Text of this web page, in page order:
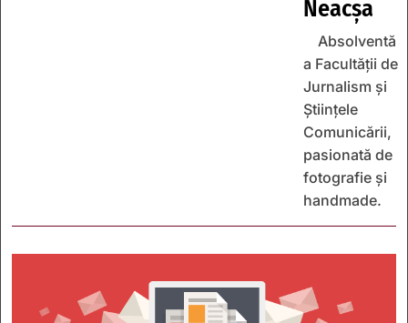
Neacșa
Absolventă
a Facultății de
Jurnalism și
Științele
Comunicării,
pasionată de
fotografie și
handmade.